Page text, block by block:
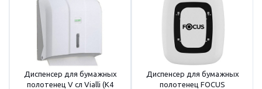
Диспенсер для бумажных
полотенец V сл Vialli (K4
Диспенсер для бумажных
полотенец FOCUS